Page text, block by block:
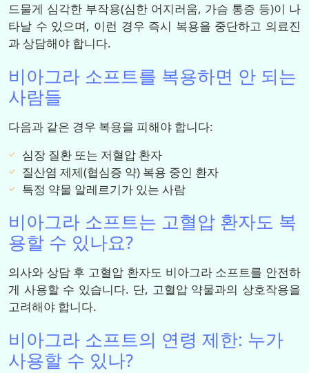
드물게 심각한 부작용(심한 어지러움, 가슴 통증 등)이 나
타날 수 있으며, 이런 경우 즉시 복용을 중단하고 의료진
과 상담해야 합니다.
비아그라 소프트를 복용하면 안 되는
사람들
다음과 같은 경우 복용을 피해야 합니다:
심장 질환 또는 저혈압 환자
질산염 제제(협심증 약) 복용 중인 환자
특정 약물 알레르기가 있는 사람
비아그라 소프트는 고혈압 환자도 복
용할 수 있나요?
의사와 상담 후 고혈압 환자도 비아그라 소프트를 안전하
게 사용할 수 있습니다. 단, 고혈압 약물과의 상호작용을
고려해야 합니다.
비아그라 소프트의 연령 제한: 누가
사용할 수 있나?